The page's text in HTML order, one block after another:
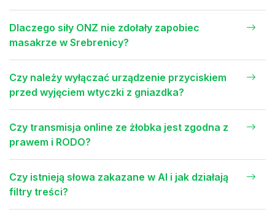
Dlaczego siły ONZ nie zdołały zapobiec
masakrze w Srebrenicy?
Czy należy wyłączać urządzenie przyciskiem
przed wyjęciem wtyczki z gniazdka?
Czy transmisja online ze żłobka jest zgodna z
prawem i RODO?
Czy istnieją słowa zakazane w AI i jak działają
filtry treści?